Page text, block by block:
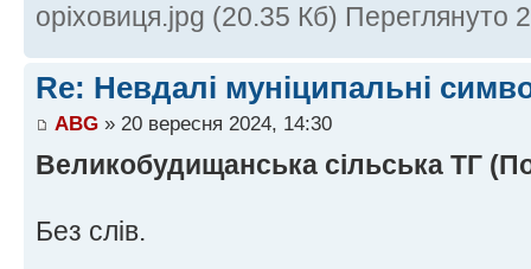
оріховиця.jpg (20.35 Кб) Переглянуто
Re: Невдалі муніципальні
ABG » 20 вересня 2024, 14:30
Великобудищанська сільська ТГ
Без слів.